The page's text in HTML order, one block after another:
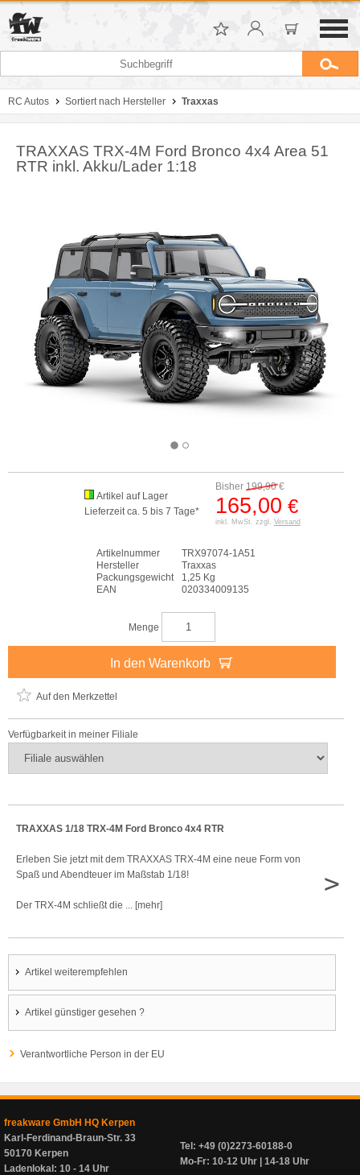
RC Autos Sortiert nach Hersteller Traxxas
TRAXXAS TRX-4M Ford Bronco 4x4 Area 51
RTR inkl. Akku/Lader 1:18
Bisher 199,90€
165,00 €
inkl. MwSt. zzgl. Versand
Artikel auf Lager
Lieferzeit ca. 5 bis 7 Tage*
Artikelnummer
TRX97074-1A51
Hersteller
Traxxas
Packungsgewicht
1,25 Kg
EAN
020334009135
Menge
In den Warenkorb
Auf den Merkzettel
Verfügbarkeit in meiner Filiale
TRAXXAS 1/18 TRX-4M Ford Bronco 4x4 RTR
Erleben Sie jetzt mit dem TRAXXAS TRX-4M eine neue Form von
Spaß und Abendteuer im Maßstab 1/18!
Der TRX-4M schließt die ... [mehr]
>
Artikel weiterempfehlen
Artikel günstiger gesehen ?
Verantwortliche Person in der EU
freakware GmbH HQ Kerpen
Karl-Ferdinand-Braun-Str. 33
50170 Kerpen
Ladenlokal: 10 - 14 Uhr
Tel: +49 (0)2273-60188-0
Mo-Fr: 10-12 Uhr | 14-18 Uhr